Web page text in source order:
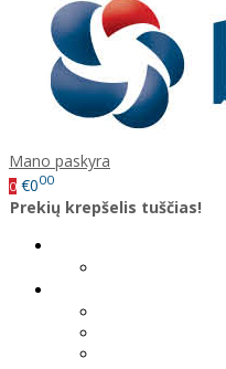
Mano paskyra
0 €000
Prekių krepšelis tuščias!